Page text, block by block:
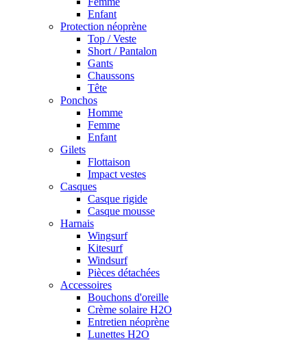
Enfant
Protection néoprène
Top / Veste
Short / Pantalon
Gants
Chaussons
Tête
Ponchos
Homme
Femme
Enfant
Gilets
Flottaison
Impact vestes
Casques
Casque rigide
Casque mousse
Harnais
Wingsurf
Kitesurf
Windsurf
Pièces détachées
Accessoires
Bouchons d'oreille
Crème solaire H2O
Entretien néoprène
Lunettes H2O